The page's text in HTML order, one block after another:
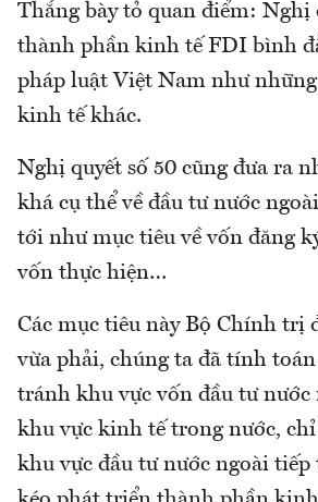
Thắng bày tỏ quan điểm: Nghị
thành phần kinh tế FDI bình
pháp luật Việt Nam như
kinh tế khác.
Nghị quyết số 50 cũng đưa ra
khá cụ thể về đầu tư nước
tới như mục tiêu về vốn đăng
vốn thực hiện…
Các mục tiêu này Bộ Chính trị
vừa phải, chúng ta đã tính
tránh khu vực vốn đầu tư nước
khu vực kinh tế trong nước, chỉ
khu vực đầu tư nước ngoài tiếp